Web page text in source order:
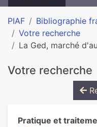
PIAF
Bibliographie
Votre recherche
La Ged, marché
Votre recherche
Pratique et